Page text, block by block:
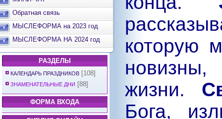
Обратная связь
МЫСЛЕФОРМА на 2023 год
МЫСЛЕФОРМА НА 2024 год
РАЗДЕЛЫ
КАЛЕНДАРЬ ПРАЗДНИКОВ [108]
ЗНАМЕНАТЕЛЬНЫЕ ДНИ [88]
ФОРМА ВХОДА
которую
жизни.
Бога,